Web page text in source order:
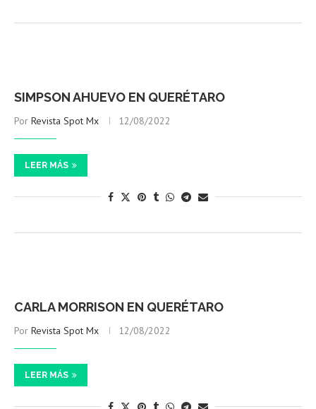
SIMPSON AHUEVO EN QUERÉTARO
Por Revista Spot Mx 12/08/2022
LEER MÁS
CARLA MORRISON EN QUERÉTARO
Por Revista Spot Mx 12/08/2022
LEER MÁS